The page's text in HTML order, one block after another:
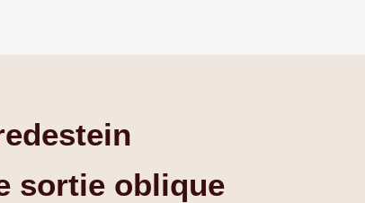
sortie oblique